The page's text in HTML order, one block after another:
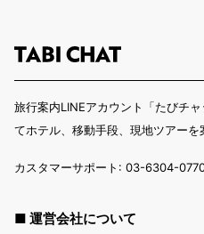
旅行案内LINEアカウント「たびチ
てホテル、移動手段、現地ツアーを
カスタマーサポート: 03-6304-
■ 運営会社について